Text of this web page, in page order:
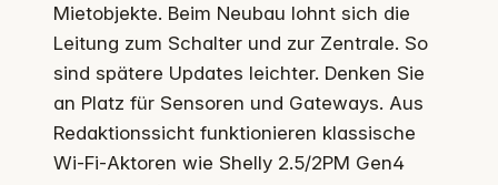
Mietobjekte. Beim Neubau lohnt sich die
Leitung zum Schalter und zur Zentrale. So
sind spätere Updates leichter. Denken Sie
an Platz für Sensoren und Gateways. Aus
Redaktionssicht funktionieren klassische
Wi‑Fi‑Aktoren wie Shelly 2.5/2PM Gen4